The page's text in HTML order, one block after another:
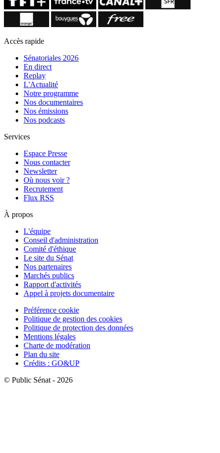
Accès rapide
Sénatoriales 2026
En direct
Replay
L'Actualité
Notre programme
Nos documentaires
Nos émissions
Nos podcasts
Services
Espace Presse
Nous contacter
Newsletter
Où nous voir ?
Recrutement
Flux RSS
À propos
L'équipe
Conseil d'administration
Comité d'éthique
Le site du Sénat
Nos partenaires
Marchés publics
Rapport d'activités
Appel à projets documentaire
Préférence cookie
Politique de gestion des cookies
Politique de protection des données
Mentions légales
Charte de modération
Plan du site
Crédits : GO&UP
© Public Sénat - 2026